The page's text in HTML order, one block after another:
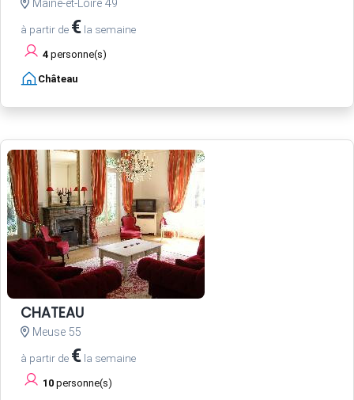
Maine-et-Loire 49
à partir de € la semaine
4 personne(s)
Château
CHATEAU
Meuse 55
à partir de € la semaine
10 personne(s)